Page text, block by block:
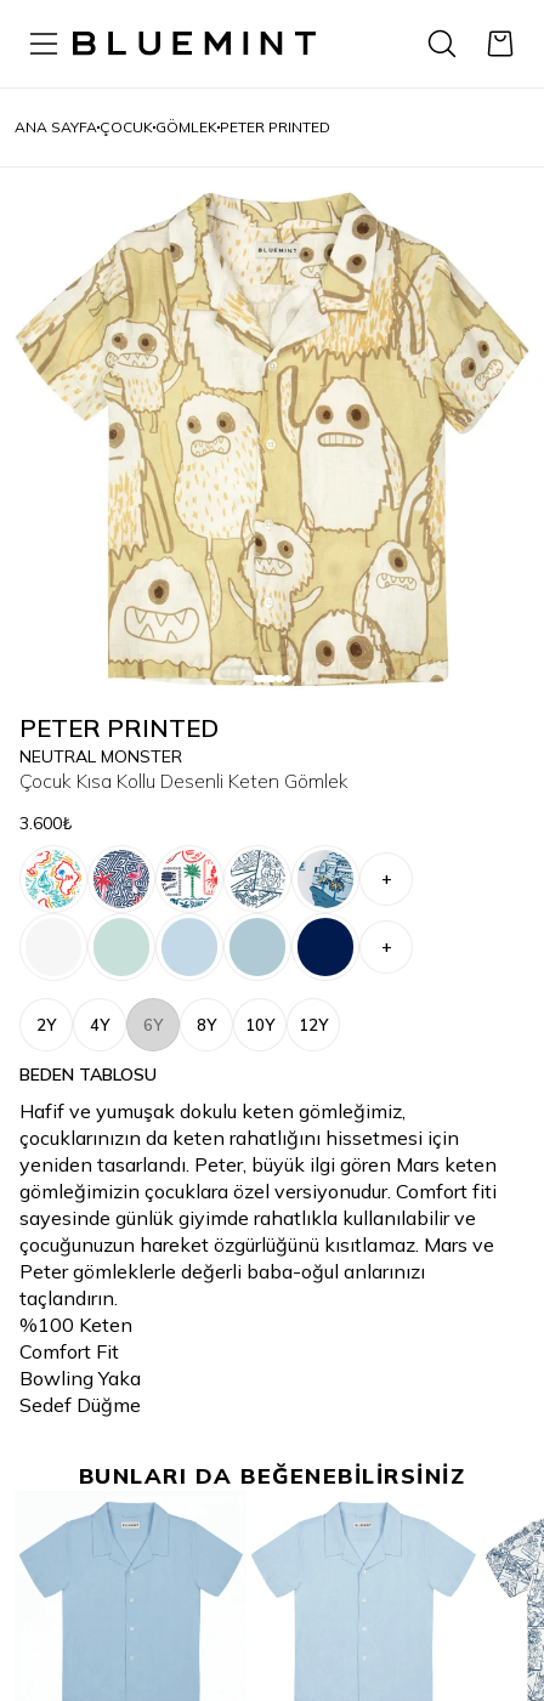
ANA SAYFA ÇOCUK GÖMLEK PETER PRINTED
PETER PRINTED
NEUTRAL MONSTER
Çocuk Kısa Kollu Desenli Keten Gömlek
3.600₺
+
+
2Y 4Y 6Y 8Y 10Y 12Y
BEDEN TABLOSU
Hafif ve yumuşak dokulu keten gömleğimiz,
çocuklarınızın da keten rahatlığını hissetmesi için
yeniden tasarlandı. Peter, büyük ilgi gören Mars keten
gömleğimizin çocuklara özel versiyonudur. Comfort fiti
sayesinde günlük giyimde rahatlıkla kullanılabilir ve
çocuğunuzun hareket özgürlüğünü kısıtlamaz. Mars ve
Peter gömleklerle değerli baba-oğul anlarınızı
taçlandırın.
%100 Keten
Comfort Fit
Bowling Yaka
Sedef Düğme
BUNLARI DA BEĞENEBİLİRSİNİZ